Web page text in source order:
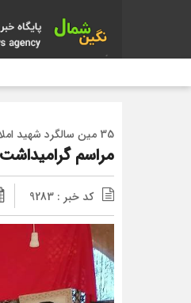
35 مین سالگرد شهید املاکی:
مراسم
کد خبر : 9283